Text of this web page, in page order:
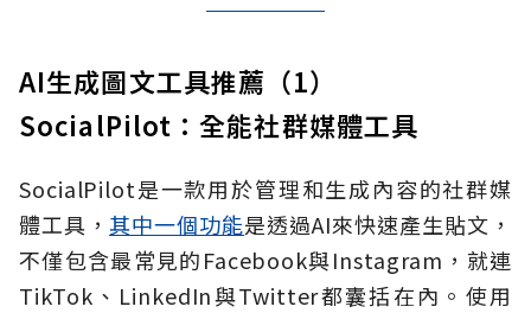
AI生成圖文工具推薦（1）
SocialPilot：全能社群媒體工具
SocialPilot是一款用於管理和生成內容的社群媒
體工具， 其中一個功能是透過AI來快速產生貼文，
不僅包含最常見的Facebook與Instagram，就連
TikTok、LinkedIn與Twitter都囊括在內。使用